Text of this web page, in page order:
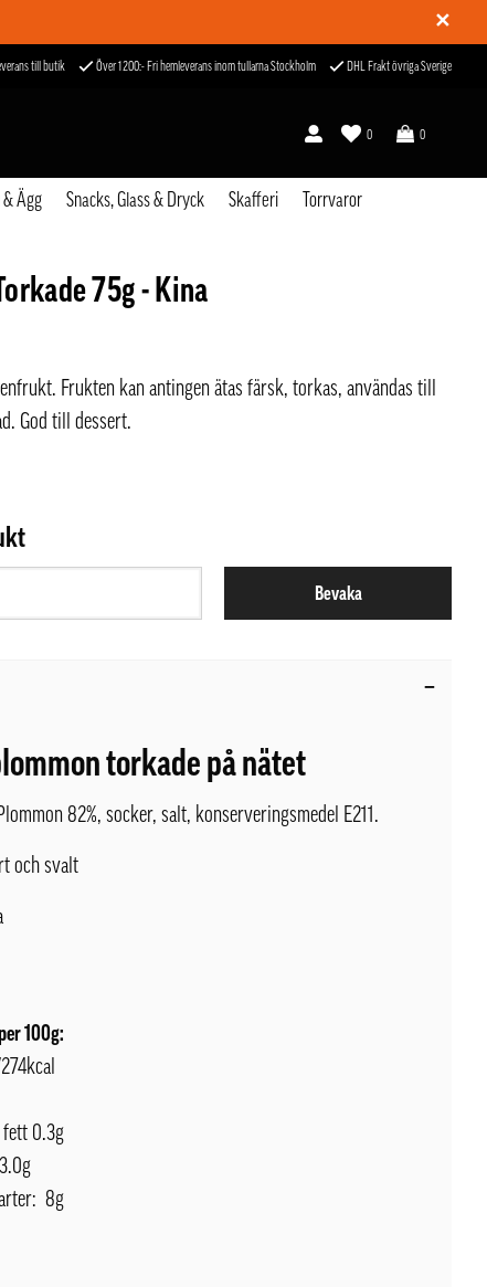
✕
till butik Över 1200:- Fri hemleverans inom tullarna Stockholm DHL Frakt övriga Sverige
0
0
& Ägg Snacks, Glass & Dryck Skafferi Torrvaror
75g - Kina
Frukten kan antingen ätas färsk, torkas, användas till
God till dessert.
Bevaka
torkade på nätet
82%, socker, salt, konserveringsmedel E211.
och svalt
100g:
fett 0.3g
8g